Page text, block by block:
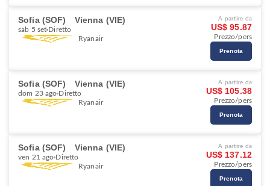
Sofia (SOF) Vienna (VIE)
sab 5 set Diretto
Ryanair
A partire da
US$ 95.87
Prezzo/pers
Prenota
Sofia (SOF) Vienna (VIE)
dom 23 ago Diretto
Ryanair
A partire da
US$ 105.38
Prezzo/pers
Prenota
Sofia (SOF) Vienna (VIE)
ven 21 ago Diretto
Ryanair
A partire da
US$ 137.12
Prezzo/pers
Prenota